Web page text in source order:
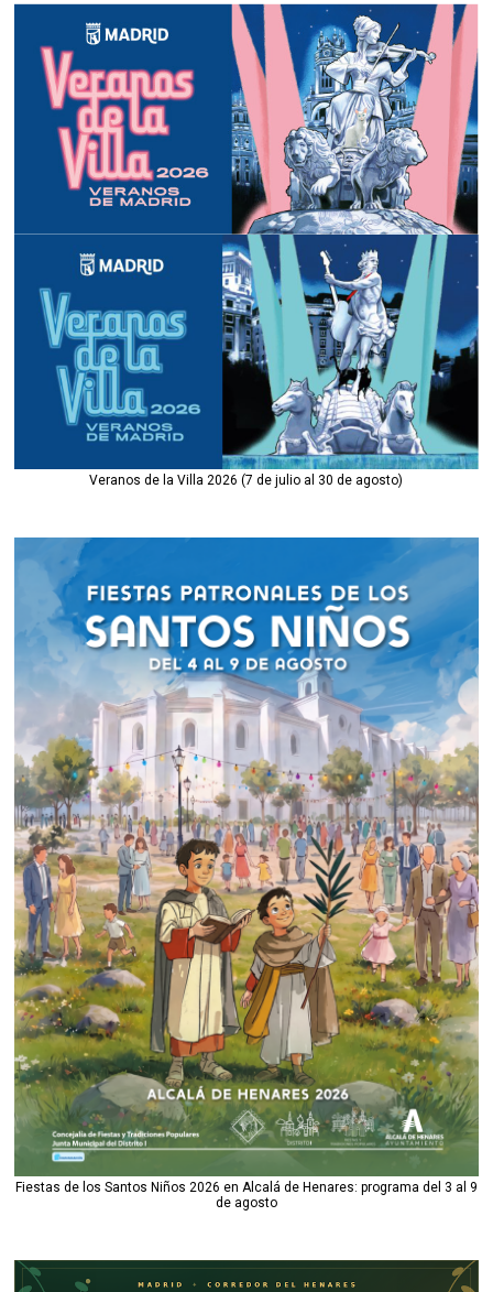
Veranos de la Villa 2026 (7 de julio al 30 de agosto)
Fiestas de los Santos Niños 2026 en Alcalá de Henares: programa del 3 al 9
de agosto